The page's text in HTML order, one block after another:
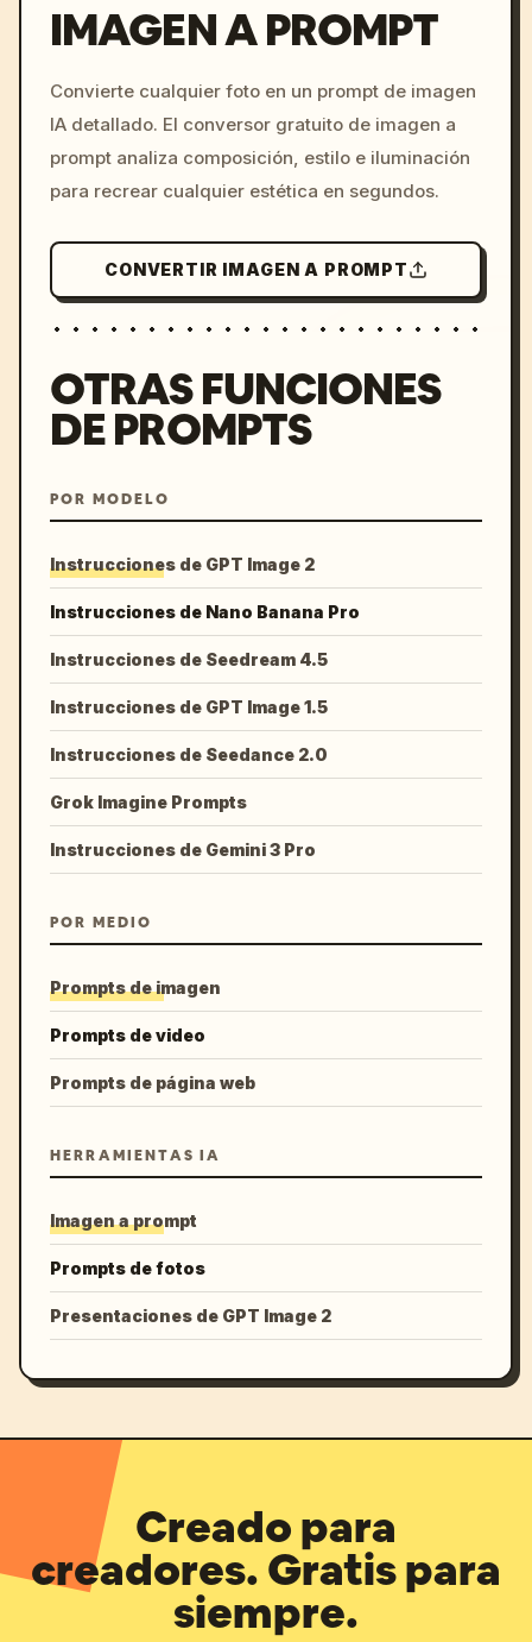
c, cyberpunk sunset, neon
colors, 8k --v 6.0
IMAGEN A PROMPT
Convierte cualquier foto en un prompt de imagen
IA detallado. El conversor gratuito de imagen a
prompt analiza composición, estilo e iluminación
para recrear cualquier estética en segundos.
CONVERTIR IMAGEN A PROMPT
OTRAS FUNCIONES
DE PROMPTS
POR MODELO
Instrucciones de GPT Image 2
Instrucciones de Nano Banana Pro
Instrucciones de Seedream 4.5
Instrucciones de GPT Image 1.5
Instrucciones de Seedance 2.0
Grok Imagine Prompts
Instrucciones de Gemini 3 Pro
POR MEDIO
Prompts de imagen
Prompts de video
Prompts de página web
HERRAMIENTAS IA
Imagen a prompt
Prompts de fotos
Presentaciones de GPT Image 2
Creado para
creadores. Gratis para
siempre.